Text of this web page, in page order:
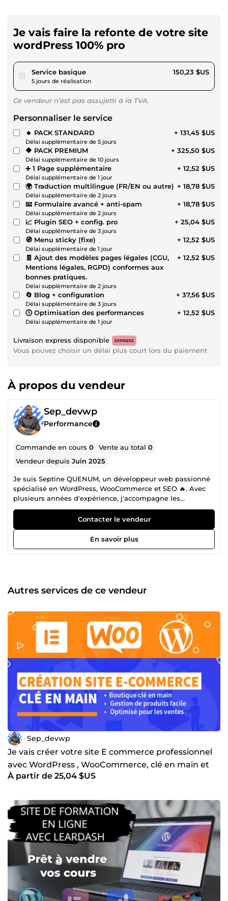
Je vais faire la refonte de votre site
wordPress 100% pro
Service basiquepour 138,46 $US
5 jours de réalisation
150,23 $US
Ce vendeur n’est pas assujetti à la TVA.
Personnaliser le service
🔸 PACK STANDARD
Délai supplémentaire de 5 jours
+ 131,45 $US
🔶 PACK PREMIUM
Délai supplémentaire de 10 jours
+ 325,50 $US
➕ 1 Page supplémentaire
Délai supplémentaire de 1 jour
+ 12,52 $US
🌍 Traduction multilingue (FR/EN ou autre)
Délai supplémentaire de 2 jours
+ 18,78 $US
📧 Formulaire avancé + anti-spam
Délai supplémentaire de 2 jours
+ 18,78 $US
📈 Plugin SEO + config. pro
Délai supplémentaire de 3 jours
+ 25,04 $US
🧭 Menu sticky (fixe)
Délai supplémentaire de 1 jour
+ 12,52 $US
🧾 Ajout des modèles pages légales (CGU,
Mentions légales, RGPD) conformes aux
bonnes pratiques.
Délai supplémentaire de 2 jours
+ 12,52 $US
🔄 Blog + configuration
Délai supplémentaire de 3 jours
+ 37,56 $US
🕓 Optimisation des performances
Délai supplémentaire de 1 jour
+ 12,52 $US
Livraison express disponible EXPRESS
Vous pouvez choisir un délai plus court lors du paiement
À propos du vendeur
Sep_devwp
Performance
Commande en cours0 Vente au total0
Vendeur depuisJuin 2025
Je suis Septine QUENUM, un développeur web passionné
spécialisé en WordPress, WooCommerce et SEO 🔥. Avec
plusieurs années d'expérience, j'accompagne les
entreprises dans la création de sites modernes,
responsives et optimisés pour booster leur visibilité en
ligne 📈. ➡️ Ce que je vous propose : Création de sites
vitrine, blogs, boutiques e-commerce Refonte et
optimisation de sites existants Stratégie SEO pour un
Contactez-moi pour discuter de votre projet, je réponds
rapidement et avec plaisir ! À très vite !
Contacter le vendeur
En savoir plus
Autres services de ce vendeur
Sep_devwp
Je vais créer votre site E commerce professionnel
avec WordPress , WooCommerce, clé en main et
prêt à vendre
À partir de 25,04 $US